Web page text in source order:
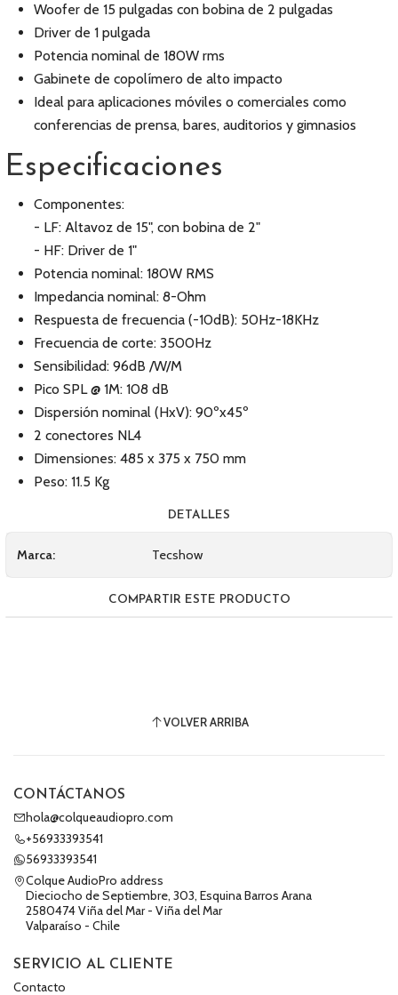
Woofer de 15 pulgadas con bobina de 2 pulgadas
Driver de 1 pulgada
Potencia nominal de 180W rms
Gabinete de copolímero de alto impacto
Ideal para aplicaciones móviles o comerciales como
conferencias de prensa, bares, auditorios y gimnasios
Especificaciones
Componentes:
- LF: Altavoz de 15", con bobina de 2"
- HF: Driver de 1"
Potencia nominal: 180W RMS
Impedancia nominal: 8-Ohm
Respuesta de frecuencia (-10dB): 50Hz-18KHz
Frecuencia de corte: 3500Hz
Sensibilidad: 96dB /W/M
Pico SPL @ 1M: 108 dB
Dispersión nominal (HxV): 90ºx45º
2 conectores NL4
Dimensiones: 485 x 375 x 750 mm
Peso: 11.5 Kg
DETALLES
Marca: Tecshow
COMPARTIR ESTE PRODUCTO
VOLVER ARRIBA
CONTÁCTANOS
hola@colqueaudiopro.com
+56933393541
56933393541
Colque AudioPro address
Dieciocho de Septiembre, 303, Esquina Barros Arana
2580474 Viña del Mar - Viña del Mar
Valparaíso - Chile
SERVICIO AL CLIENTE
Contacto